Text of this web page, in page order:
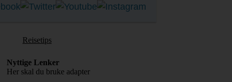
Reisetips
Nyttige Lenker
Her skal du bruke adapter